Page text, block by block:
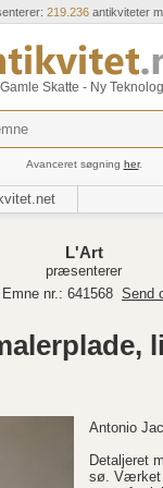
219.236antikviteter
Gamle Skatte - Ny
Avanceret søgning her.
L'Art
præsenterer
Emne nr.: 641568 Send
Antonio
Detaljeret
sø. Værket